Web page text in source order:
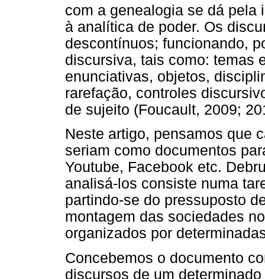
com a genealogia se dá
à analítica de poder. Os
descontínuos; funcionando,
discursiva, tais como: temas
enunciativas, objetos,
rarefação, controles
de sujeito (Foucault, 2009;
Neste artigo, pensamos que
seriam como documentos
Youtube, Facebook etc.
analisá-los consiste numa
partindo-se do pressuposto
montagem das sociedades
organizados por
Concebemos o documento
discursos de um